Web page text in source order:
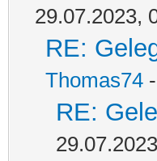
29.07.2023,
RE:
Thomas74
RE: